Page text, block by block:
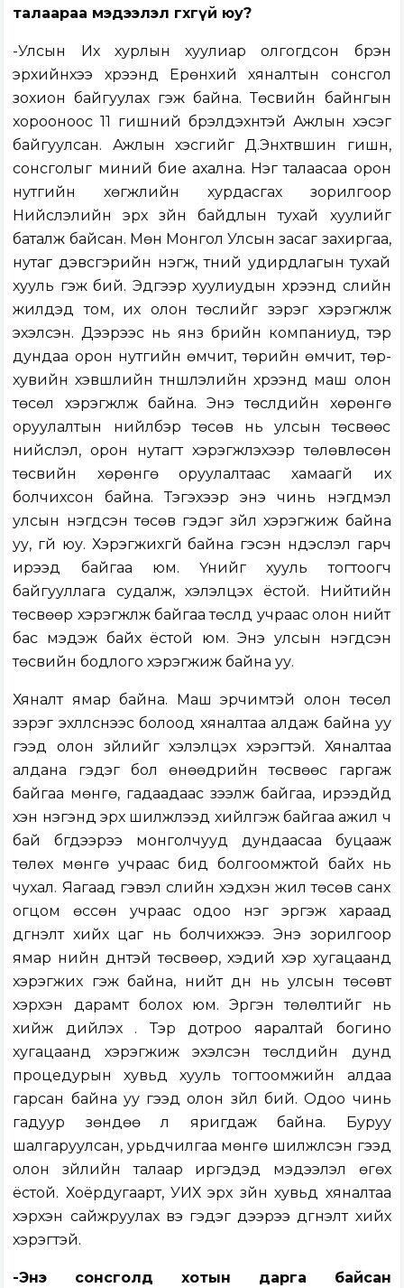
талаараа мэдээлэл өгөхгүй юу?
-Улсын Их хурлын хуулиар олгогдсон бүрэн
эрхийнхээ хүрээнд Ерөнхий хяналтын сонсгол
зохион байгуулах гэж байна. Төсвийн байнгын
хорооноос 11 гишүүний бүрэлдэхүүнтэй Ажлын хэсэг
байгуулсан. Ажлын хэсгийг Д.Энхтүвшин гишүүн,
сонсголыг миний бие ахална. Нэг талаасаа орон
нутгийн хөгжлийн хурдасгах зорилгоор
Нийслэлийн эрх зүйн байдлын тухай хуулийг
баталж байсан. Мөн Монгол Улсын засаг захиргаа,
нутаг дэвсгэрийн нэгж, түүний удирдлагын тухай
хууль гэж бий. Эдгээр хуулиудын хүрээнд сүүлийн
жилүүдэд том, их олон төслийг зэрэг хэрэгжүүлж
эхэлсэн. Дээрээс нь янз бүрийн компаниуд, тэр
дундаа орон нутгийн өмчит, төрийн өмчит, төр-
хувийн хэвшлийн түншлэлийн хүрээнд маш олон
төсөл хэрэгжүүлж байна. Энэ төслүүдийн хөрөнгө
оруулалтын нийлбэр төсөв нь улсын төсвөөс
нийслэл, орон нутагт хэрэгжүүлэхээр төлөвлөсөн
төсвийн хөрөнгө оруулалтаас хамаагүй их
болчихсон байна. Тэгэхээр энэ чинь нэгдмэл
улсын нэгдсэн төсөв гэдэг зүйл хэрэгжиж байна
уу, үгүй юу. Хэрэгжихгүй байна гэсэн үндэслэл гарч
ирээд байгаа юм. Үүнийг хууль тогтоогч
байгууллага судалж, хэлэлцэх ёстой. Нийтийн
төсвөөр хэрэгжүүлж байгаа төслүүд учраас олон нийт
бас мэдэж байх ёстой юм. Энэ улсын нэгдсэн
төсвийн бодлого хэрэгжиж байна уу.
Хяналт ямар байна. Маш эрчимтэй олон төсөл
зэрэг эхлүүлснээс болоод хяналтаа алдаж байна уу
гээд олон зүйлийг хэлэлцэх хэрэгтэй. Хяналтаа
алдана гэдэг бол өнөөдрийн төсвөөс гаргаж
байгаа мөнгө, гадаадаас зээлж байгаа, ирээдүйд
хэн нэгэнд эрх шилжүүлээд хийлгэж байгаа ажил ч
бай бүгдээрээ монголчууд дундаасаа буцааж
төлөх мөнгө учраас бид болгоомжтой байх нь
чухал. Яагаад гэвэл сүүлийн хэдхэн жил төсөв санхүү
огцом өссөн учраас одоо нэг эргэж хараад
дүгнэлт хийх цаг нь болчихжээ. Энэ зорилгоор
ямар үнийн дүнтэй төсвөөр, хэдий хэр хугацаанд
хэрэгжих гэж байна, нийт дүн нь улсын төсөвт
хэрхэн дарамт болох юм. Эргэн төлөлтийг нь
хийж дийлэх үү. Тэр дотроо яаралтай богино
хугацаанд хэрэгжиж эхэлсэн төслүүдийн дунд
процедурын хувьд хууль тогтоомжийн алдаа
гарсан байна уу гээд олон зүйл бий. Одоо чинь
гадуур зөндөө л яригдаж байна. Буруу
шалгаруулсан, урьдчилгаа мөнгө шилжүүлсэн гээд
олон зүйлийн талаар иргэдэд мэдээлэл өгөх
ёстой. Хоёрдугаарт, УИХ эрх зүйн хувьд хяналтаа
хэрхэн сайжруулах вэ гэдэг дээрээ дүгнэлт хийх
хэрэгтэй.
-Энэ сонсголд хотын дарга байсан